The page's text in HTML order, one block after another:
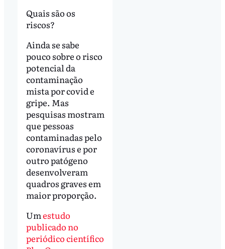
Quais são os
riscos?
Ainda se sabe
pouco sobre o risco
potencial da
contaminação
mista por covid e
gripe. Mas
pesquisas mostram
que pessoas
contaminadas pelo
coronavírus e por
outro patógeno
desenvolveram
quadros graves em
maior proporção.
Umestudo
publicado no
periódico científico